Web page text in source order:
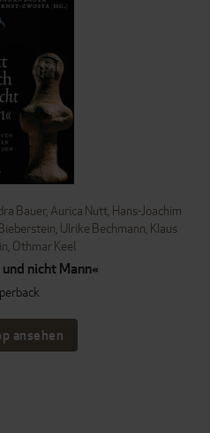
Bauer, Aurica Nutt, Hans-Joachim
, Ulrike Bechmann, Klaus
, Othmar Keel
nicht Mann«
ansehen